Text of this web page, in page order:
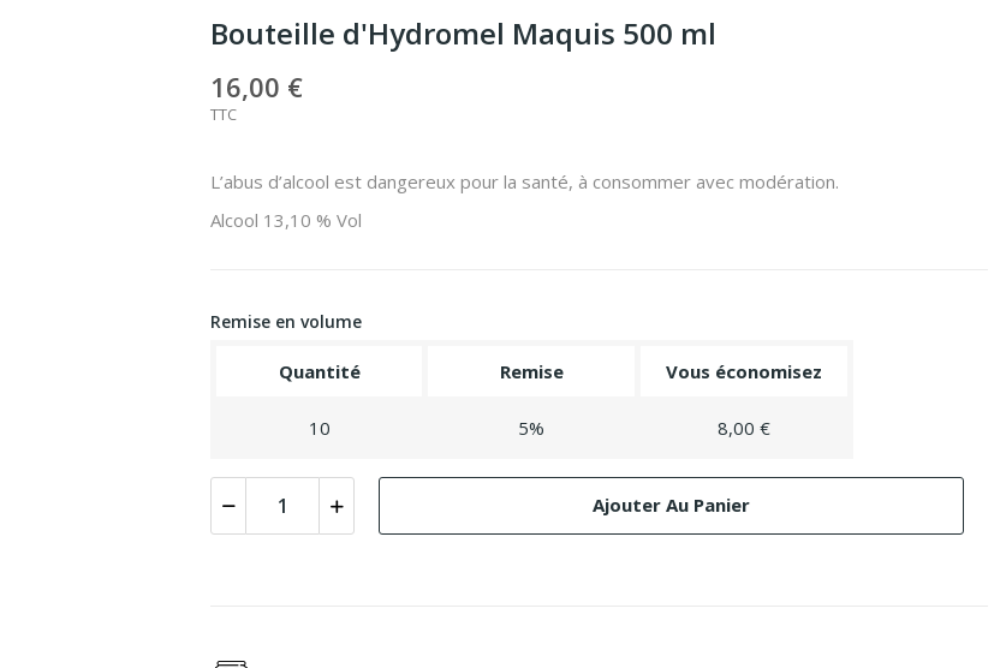
Bouteille d'Hydromel Maquis 500 ml
16,00 €
TTC
L’abus d’alcool est dangereux pour la santé, à consommer avec modération.
Alcool 13,10 % Vol
Remise en volume
Quantité Remise Vous économisez
10 5% 8,00 €
Ajouter Au Panier